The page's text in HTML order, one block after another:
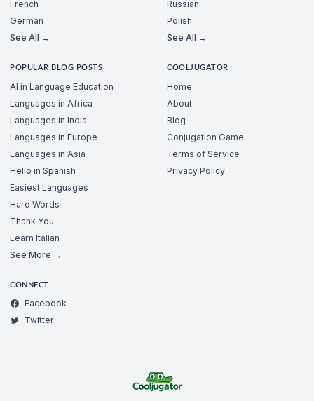
French
German
See All →
Russian
Polish
See All →
POPULAR BLOG POSTS
AI in Language Education
Languages in Africa
Languages in India
Languages in Europe
Languages in Asia
Hello in Spanish
Easiest Languages
Hard Words
Thank You
Learn Italian
See More →
COOLJUGATOR
Home
About
Blog
Conjugation Game
Terms of Service
Privacy Policy
CONNECT
Facebook
Twitter